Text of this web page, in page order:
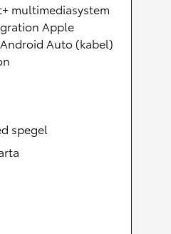
multimediasystem
Apple
Auto (kabel)
spegel